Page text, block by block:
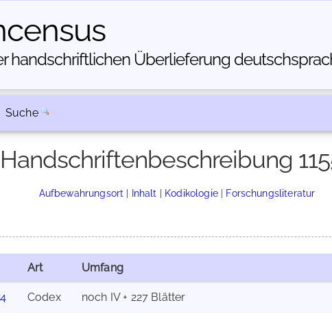
handschriftlichen Über­lieferung
Suche
Handschriftenbeschreibung
Aufbewahrungsort | Inhalt | Kodikologie| Forschungsliteratur
Art Umfang
Codex noch IV + 227 Blätter